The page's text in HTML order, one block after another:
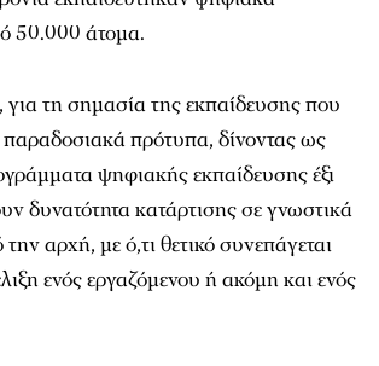
50.000 άτομα.
τη σημασία της εκπαίδευσης που
παραδοσιακά πρότυπα, δίνοντας ως
ψηφιακής εκπαίδευσης έξι
δυνατότητα κατάρτισης σε γνωστικά
την αρχή, με ό,τι θετικό συνεπάγεται
ενός εργαζόμενου ή ακόμη και ενός